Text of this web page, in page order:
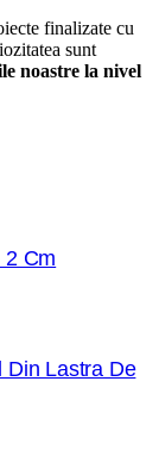
finalizate cu
sunt
noastre la nivel
2 Cm
Din Lastra De